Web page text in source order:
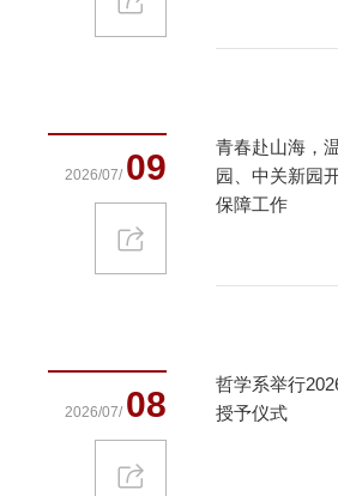
2026/07/ 09
青春赴山海，
园、中关新园
保障工作
2026/07/ 08
哲学系举行
授予仪式